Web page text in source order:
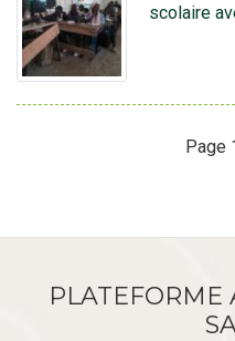
scolaire
PaginationPage
PLATEFORME